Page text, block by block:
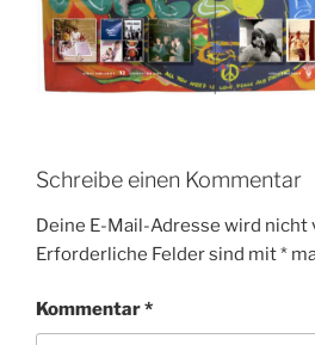
Schreibe einen Kommentar
Deine E-Mail-Adresse wird
Erforderliche Felder sind mit*
Kommentar*